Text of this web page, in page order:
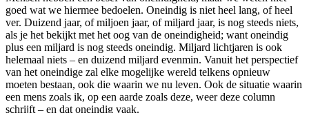
goed wat we hiermee bedoelen. Oneindig is niet heel lang, of heel
ver. Duizend jaar, of miljoen jaar, of miljard jaar, is nog steeds niets,
als je het bekijkt met het oog van de oneindigheid; want oneindig
plus een miljard is nog steeds oneindig. Miljard lichtjaren is ook
helemaal niets – en duizend miljard evenmin. Vanuit het perspectief
van het oneindige zal elke mogelijke wereld telkens opnieuw
moeten bestaan, ook die waarin we nu leven. Ook de situatie waarin
een mens zoals ik, op een aarde zoals deze, weer deze column
schrijft – en dat oneindig vaak.